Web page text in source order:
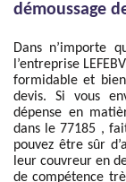
démoussage
Dans n’importe
l’entreprise
formidable et
devis. Si vous
dépense en
dans le 77185 ,
pouvez être sûr
leur couvreur en
de compétence